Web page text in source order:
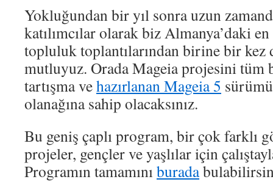
Yokluğundan bir yıl sonra uzun
katılımcılar olarak biz Almanya’daki
topluluk toplantılarından birine bir kez
mutluyuz. Orada Mageia projesini tüm
tartışma vehazırlanan Mageia 5
olanağına sahip olacaksınız.
Bu geniş çaplı program, bir çok farklı
projeler, gençler ve yaşlılar için
Programın tamamınıburada